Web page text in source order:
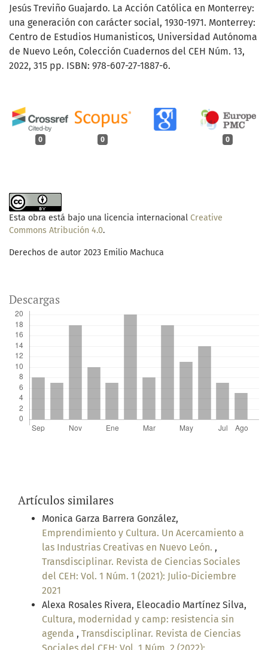
0 0 0
Jesús Treviño Guajardo. La Acción Católica en Monterrey:
una generación con carácter social, 1930-1971. Monterrey:
Centro de Estudios Humanisticos, Universidad Autónoma
de Nuevo León, Colección Cuadernos del CEH Núm. 13,
2022, 315 pp. ISBN: 978-607-27-1887-6.
Esta obra está bajo una licencia internacional Creative
Commons Atribución 4.0.
Derechos de autor 2023 Emilio Machuca
Descargas
Artículos similares
Monica Garza Barrera González,
Emprendimiento y Cultura. Un Acercamiento a
las Industrias Creativas en Nuevo León. ,
Transdisciplinar. Revista de Ciencias Sociales
del CEH: Vol. 1 Núm. 1 (2021): Julio-Diciembre
2021
Alexa Rosales Rivera, Eleocadio Martínez Silva,
Cultura, modernidad y camp: resistencia sin
agenda , Transdisciplinar. Revista de Ciencias